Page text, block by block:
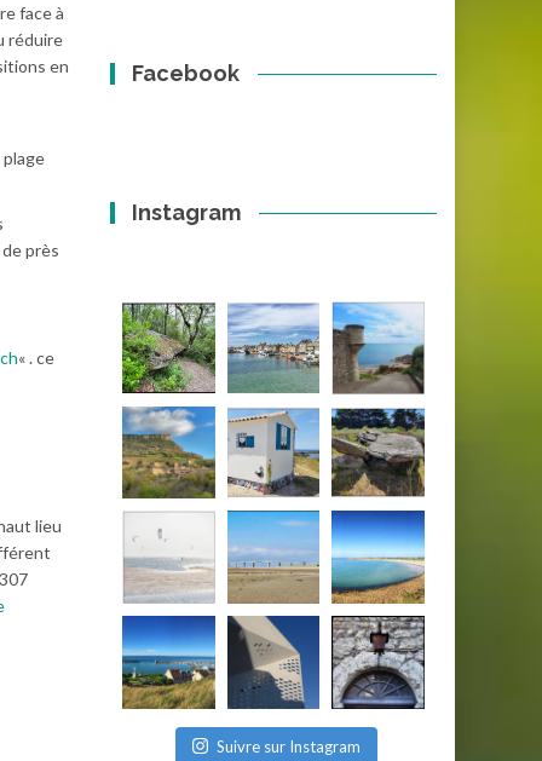
face à
réduire
en
près
« . ce
lieu
Facebook
Instagram
Suivre sur Instagram